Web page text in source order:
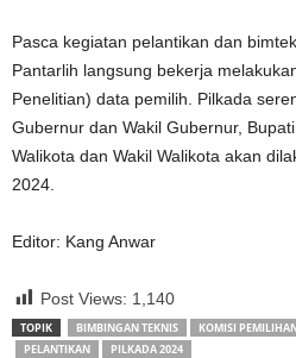
Pasca kegiatan pelantikan dan
Pantarlih langsung bekerja
Penelitian) data pemilih. Pilkada
Gubernur dan Wakil Gubernur,
Walikota dan Wakil Walikota akan
2024.
Editor: Kang Anwar
Post Views: 1,140
TOPIK BIMBINGAN TEKNIS KOMISI
PELANTIKAN
PILKADA 2024